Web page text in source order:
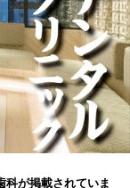
科が掲載されていま